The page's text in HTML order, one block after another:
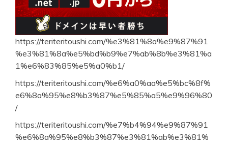
https://teriteritoushi.com/%e3%81%8a%e9%87%91
%e3%81%8a%e5%bd%b9%e7%ab%8b%e3%81%a
1%e6%83%85%e5%a0%b1/
https://teriteritoushi.com/%e6%a0%aa%e5%bc%8f%
e6%8a%95%e8%b3%87%e5%85%a5%e9%96%80
/
https://teriteritoushi.com/%e7%b4%94%e9%87%91
%e6%8a%95%e8%b3%87%e3%81%ab%e3%81%